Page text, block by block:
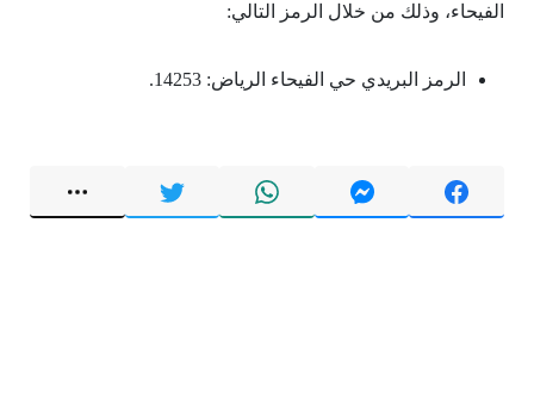
الفيحاء، وذلك من خلال الرمز التالي:
الرمز البريدي حي الفيحاء الرياض: 14253.